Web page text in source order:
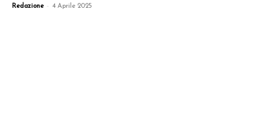
Redazione - 4 Aprile 2025